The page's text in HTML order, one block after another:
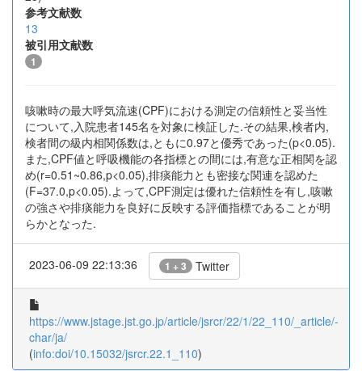
参考文献数
13
被引用文献数
1
咳嗽時の最大呼気流速(CPF)における測定の信頼性と妥当性
について,入院患者145名を対象に検証した.その結果,検者内,
検者間の級内相関係数は,ともに0.97と優秀であった(p<0.05).
また,CPF値と呼吸機能の各指標との間には,有意な正相関を認
め(r=0.51~0.86,p<0.05),排痰能力とも密接な関連を認めた
(F=37.0,p<0.05).よって,CPF測定は優れた信頼性を有し,咳嗽
の強さや排痰能力を良好に反映する評価指標であることが明
らかとなった.
2023-06-09 22:13:36 1 + 3 Twitter
https://www.jstage.jst.go.jp/article/jsrcr/22/1/22_110/_article/-
char/ja/
(info:doi/10.15032/jsrcr.22.1_110)